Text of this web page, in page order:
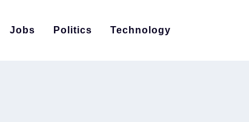
Jobs Politics Technology